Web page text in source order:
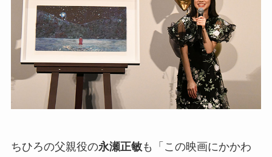
ちひろの父親役の永瀬正敏も「この映画にかかわ